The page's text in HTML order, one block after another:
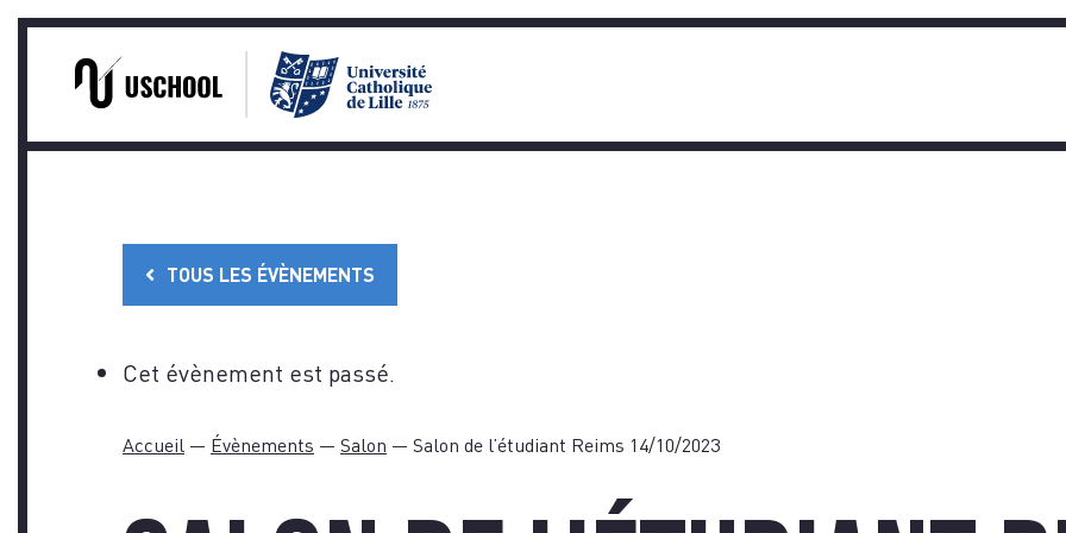
TOUS LES ÉVÈNEMENTS
Cet évènement est passé.
Accueil — Évènements — Salon — Salon de l’étudiant Reims 14/10/2023